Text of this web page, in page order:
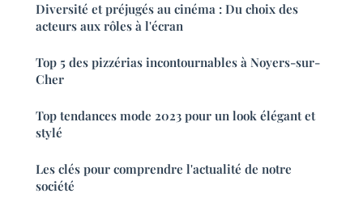
Diversité et préjugés au cinéma : Du choix des
acteurs aux rôles à l'écran
Top 5 des pizzérias incontournables à Noyers-sur-
Cher
Top tendances mode 2023 pour un look élégant et
stylé
Les clés pour comprendre l'actualité de notre
société